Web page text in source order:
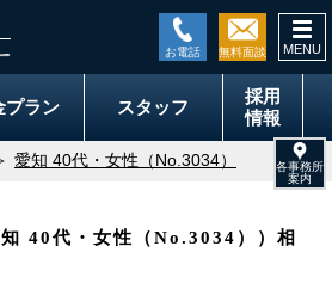
プラン スタッフ
採用
情報
愛知 40代・女性（No.3034）
知 40代・女性（No.3034））相